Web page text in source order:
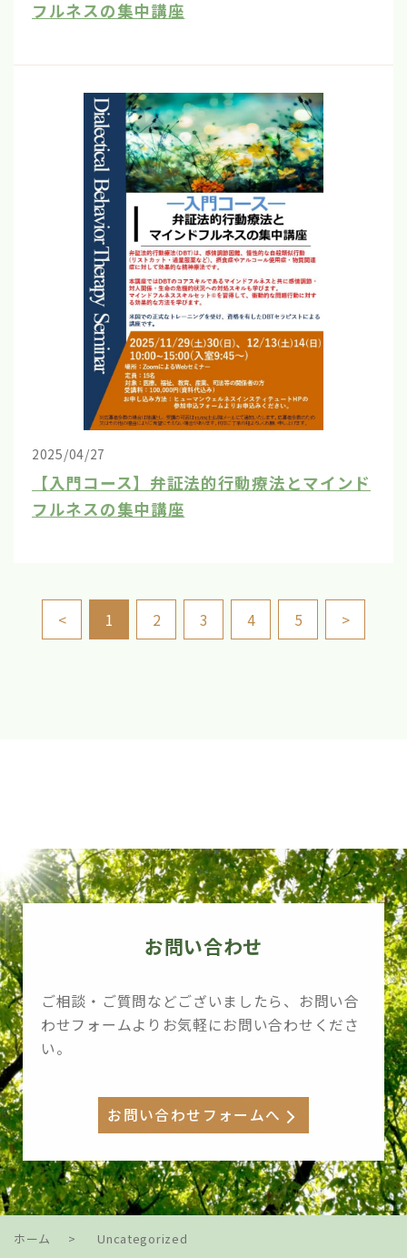
フルネスの集中講座
2025/04/27
【入門コース】弁証法的行動療法とマインド
フルネスの集中講座
< 1 2 3 4 5 >
お問い合わせ
ご相談・ご質問などございましたら、お問い合
わせフォームよりお気軽にお問い合わせくださ
い。
お問い合わせフォームへ
ホーム > Uncategorized